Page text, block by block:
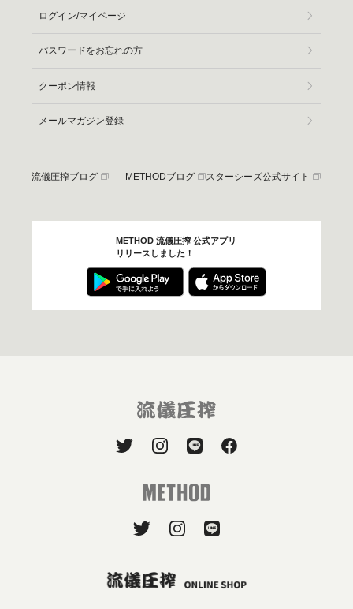
ログイン/マイページ
パスワードをお忘れの方
クーポン情報
メールマガジン登録
流儀圧搾ブログ METHODブログ スターシーズ公式サイト
METHOD 流儀圧搾 公式アプリ
リリースしました！